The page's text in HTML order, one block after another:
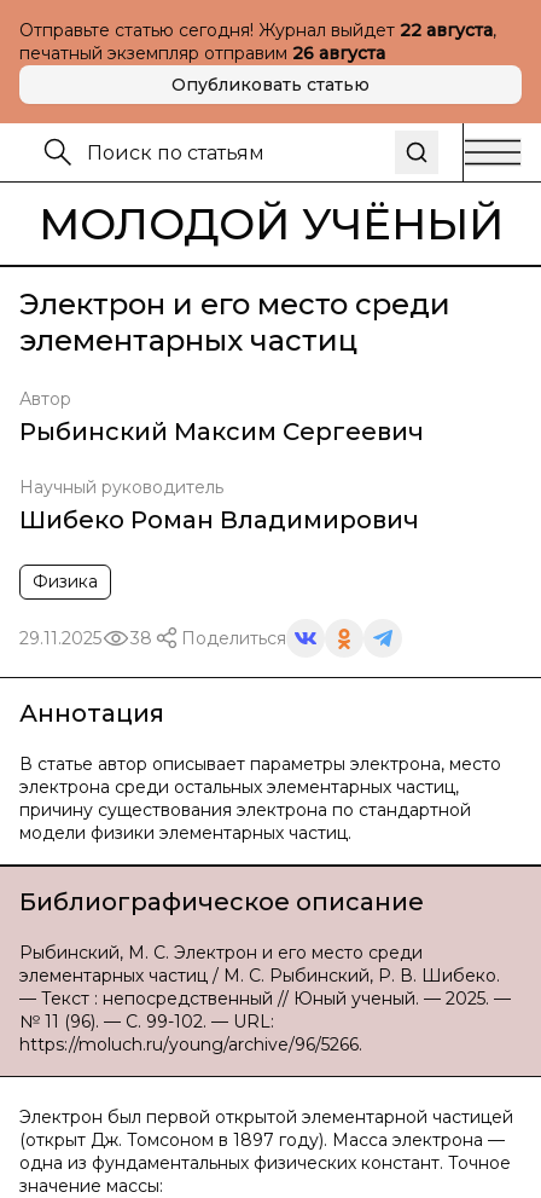
Отправьте статью сегодня! Журнал выйдет 22 августа,
печатный экземпляр отправим 26 августа
Опубликовать статью
МОЛОДОЙ УЧЁНЫЙ
Электрон и его место среди
элементарных частиц
Автор
Рыбинский Максим Сергеевич
Научный руководитель
Шибеко Роман Владимирович
Физика
29.11.2025 38 Поделиться
Аннотация
В статье автор описывает параметры электрона, место
электрона среди остальных элементарных частиц,
причину существования электрона по стандартной
модели физики элементарных частиц.
Библиографическое описание
Рыбинский, М. С. Электрон и его место среди
элементарных частиц / М. С. Рыбинский, Р. В. Шибеко.
— Текст : непосредственный // Юный ученый. — 2025. —
№ 11 (96). — С. 99-102. — URL:
https://moluch.ru/young/archive/96/5266.
Электрон был первой открытой элементарной частицей
(открыт Дж. Томсоном в 1897 году). Масса электрона —
одна из фундаментальных физических констант. Точное
значение массы: